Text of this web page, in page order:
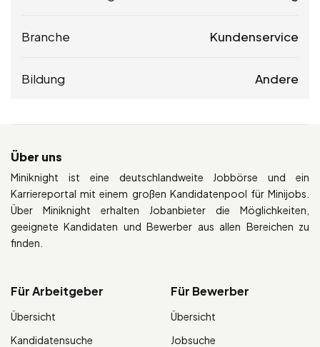
Branche Kundenservice
Bildung Andere
Über uns
Miniknight ist eine deutschlandweite Jobbörse und ein
Karriereportal mit einem großen Kandidatenpool für Minijobs.
Über Miniknight erhalten Jobanbieter die Möglichkeiten,
geeignete Kandidaten und Bewerber aus allen Bereichen zu
finden.
Für Arbeitgeber
Übersicht
Kandidatensuche
Für Bewerber
Übersicht
Jobsuche